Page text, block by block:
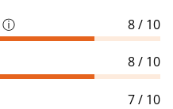
ⓘ 8 / 10
8 / 10
7 / 10